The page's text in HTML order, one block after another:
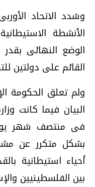
الأنشطة
الوضع النهائى
القائم على دولتين
ولم تعلق الحكومة
البيان فيما كانت
فى منتصف شهر
بشكل متكرر عن
أحياء استيطانية
بين الفلسطينيين